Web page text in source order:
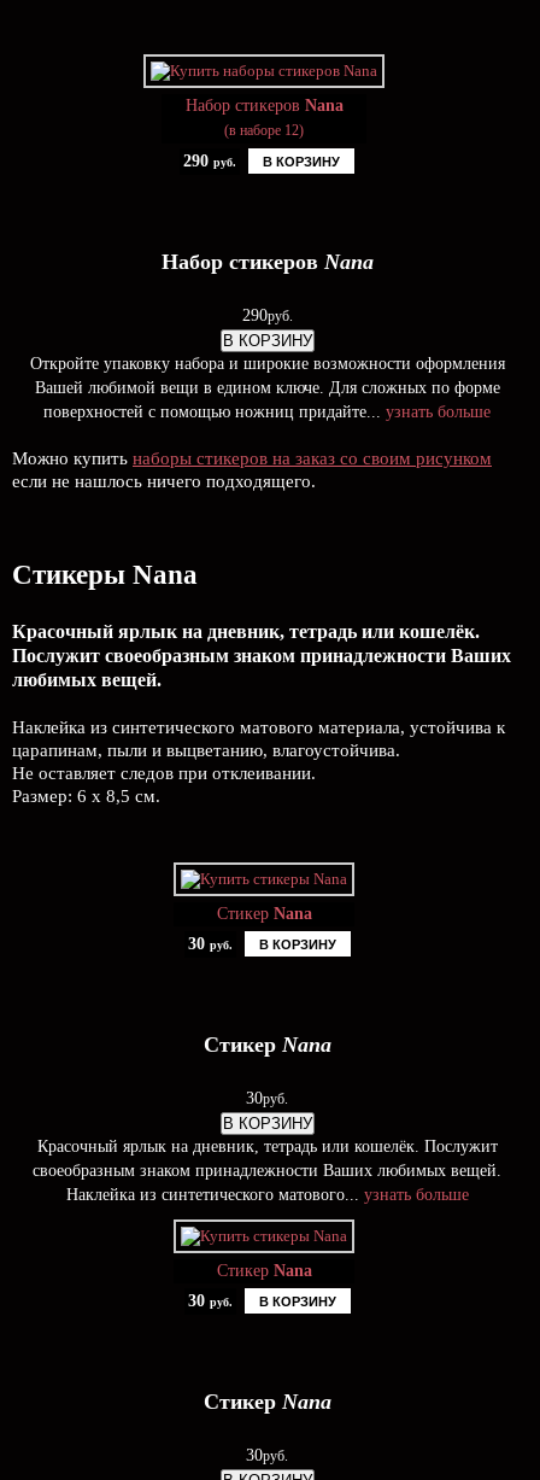
Набор стикеров Nana
(в наборе 12)
290 руб. В КОРЗИНУ
Набор стикеров Nana
290руб.
В КОРЗИНУ
Откройте упаковку набора и широкие возможности оформления
Вашей любимой вещи в едином ключе. Для сложных по форме
поверхностей с помощью ножниц придайте... узнать больше
Можно купить наборы стикеров на заказ со своим рисунком
если не нашлось ничего подходящего.
Стикеры Nana
Красочный ярлык на дневник, тетрадь или кошелёк.
Послужит своеобразным знаком принадлежности Ваших
любимых вещей.
Наклейка из синтетического матового материала, устойчива к
царапинам, пыли и выцветанию, влагоустойчива.
Не оставляет следов при отклеивании.
Размер: 6 х 8,5 см.
Стикер Nana
30 руб. В КОРЗИНУ
Стикер Nana
30руб.
В КОРЗИНУ
Красочный ярлык на дневник, тетрадь или кошелёк. Послужит
своеобразным знаком принадлежности Ваших любимых вещей.
Наклейка из синтетического матового... узнать больше
Стикер Nana
30 руб. В КОРЗИНУ
Стикер Nana
30руб.